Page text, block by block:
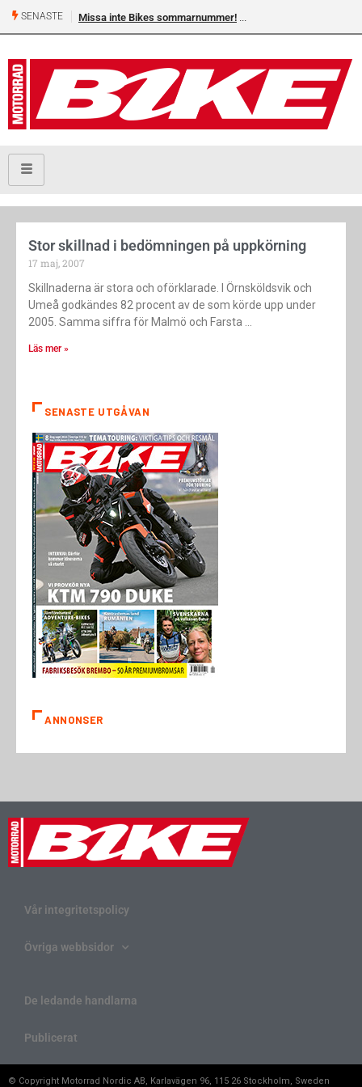
SENASTE Missa inte Bikes sommarnummer!
Stor skillnad i bedömningen på uppkörning
17 maj, 2007
Skillnaderna är stora och oförklarade. I Örnsköldsvik och
Umeå godkändes 82 procent av de som körde upp under
2005. Samma siffra för Malmö och Farsta
Läs mer »
SENASTE UTGÅVAN
ANNONSER
Vår integritetspolicy
Övriga webbsidor
De ledande handlarna
Publicerat
© Copyright Motorrad Nordic AB, Karlavägen 96, 115 26 Stockholm, Sweden